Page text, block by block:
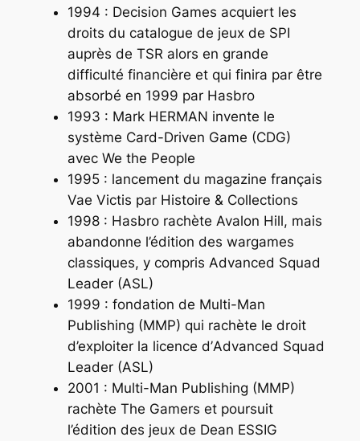
1994 : Decision Games acquiert les
droits du catalogue de jeux de SPI
auprès de TSR alors en grande
difficulté financière et qui finira par être
absorbé en 1999 par Hasbro
1993 : Mark HERMAN invente le
système Card-Driven Game (CDG)
avec We the People
1995 : lancement du magazine français
Vae Victis par Histoire & Collections
1998 : Hasbro rachète Avalon Hill, mais
abandonne l’édition des wargames
classiques, y compris Advanced Squad
Leader (ASL)
1999 : fondation de Multi-Man
Publishing (MMP) qui rachète le droit
d’exploiter la licence d’Advanced Squad
Leader (ASL)
2001 : Multi-Man Publishing (MMP)
rachète The Gamers et poursuit
l’édition des jeux de Dean ESSIG